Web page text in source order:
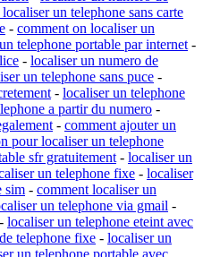
un telephone sans carte
- comment on localiser un
telephone portable par internet -
- localiser un numero de
un telephone sans puce -
- localiser un telephone
a partir du numero -
- comment ajouter un
pour localiser un telephone
sfr gratuitement - localiser un
un telephone fixe - localiser
sim - comment localiser un
un telephone via gmail -
- localiser un telephone eteint avec
telephone fixe - localiser un
un telephone portable avec